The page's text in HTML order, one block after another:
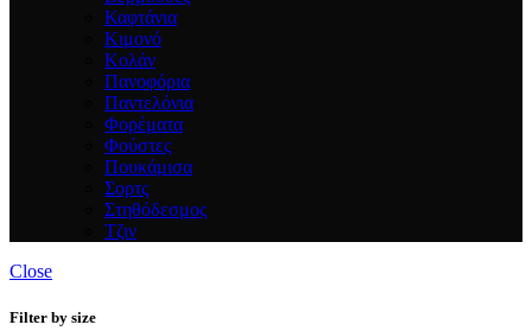
Καφτάνια
Κιμονό
Κολάν
Πανοφόρια
Παντελόνια
Φορέματα
Φούστες
Πουκάμισα
Σορτς
Στηθόδεσμος
Τζιν
Close
Filter by size